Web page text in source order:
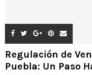
Regulación de
Puebla: Un Paso